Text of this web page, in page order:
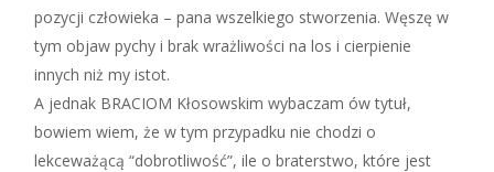
pozycji człowieka – pana wszelkiego stworzenia. Węszę w
tym objaw pychy i brak wrażliwości na los i cierpienie
innych niż my istot.
A jednak BRACIOM Kłosowskim wybaczam ów tytuł,
bowiem wiem, że w tym przypadku nie chodzi o
lekceważącą “dobrotliwość”, ile o braterstwo, które jest